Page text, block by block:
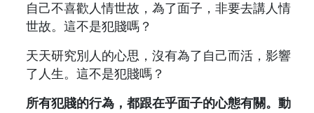
自己不喜歡人情世故，為了面子，非要去講人情
世故。這不是犯賤嗎？
天天研究別人的心思，沒有為了自己而活，影響
了人生。這不是犯賤嗎？
所有犯賤的行為，都跟在乎面子的心態有關。動